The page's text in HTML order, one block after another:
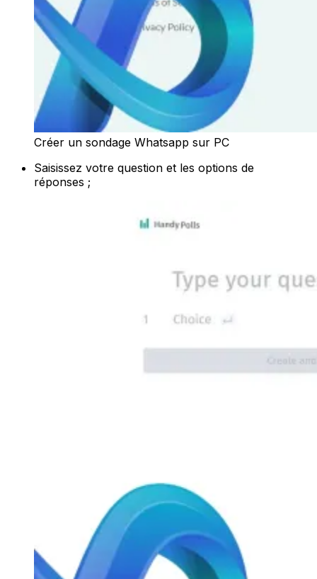
Créer un sondage Whatsapp sur PC
Saisissez votre question et les options de
réponses ;